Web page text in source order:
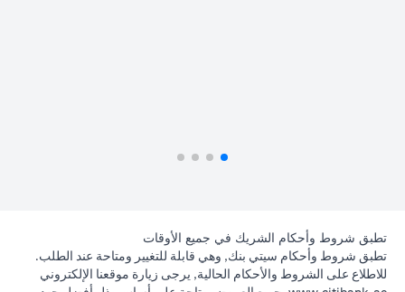
تطبق شروط وأحكام الشريك في جميع الأوقات
تطبق شروط وأحكام سيتي بنك, وهي قابلة للتغيير ومتاحة عند الطلب.
للاطلاع على الشروط والأحكام الحالية, يرجى زيارة موقعنا الإلكتروني